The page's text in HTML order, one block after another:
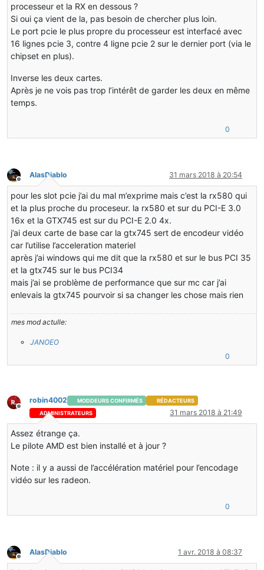
processeur et la RX en dessous ?
Si oui ça vient de la, pas besoin de chercher plus loin.
Le port pcie le plus propre du processeur est interfacé avec
16 lignes pcie 3, contre 4 ligne pcie 2 sur le dernier port (via le
chipset en plus).
Inverse les deux cartes.
Après je ne vois pas trop l’intérêt de garder les deux en même
temps.
0
Hors-ligne
AlasDiablo 31 mars 2018 à 20:54
pour les slot pcie j’ai du mal m’exprime mais c’est la rx580 qui
et la plus proche du proceseur. la rx580 et sur du PCI-E 3.0
16x et la GTX745 est sur du PCI-E 2.0 4x.
j’ai deux carte de base car la gtx745 sert de encodeur vidéo
car l’utilise l’acceleration materiel
après j’ai windows qui me dit que la rx580 et sur le bus PCI 35
et la gtx745 sur le bus PCI34
mais j’ai se problème de performance que sur mc car j’ai
enlevais la gtx745 pourvoir si sa changer les chose mais rien
mes mod actulle:
JANOEO
0
Hors-ligne
robin4002 MODDEURS CONFIRMÉS
RÉDACTEURS
ADMINISTRATEURS
31 mars 2018 à 21:49
Assez étrange ça.
Le pilote AMD est bien installé et à jour ?
Note : il y a aussi de l’accélération matériel pour l’encodage
vidéo sur les radeon.
0
Hors-ligne
AlasDiablo 1 avr. 2018 à 08:37